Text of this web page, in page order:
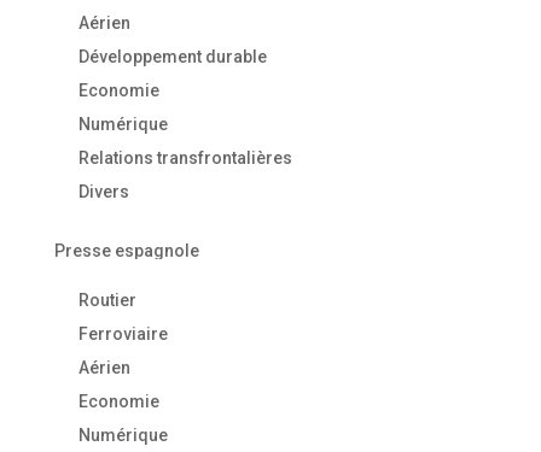
Aérien
Développement durable
Economie
Numérique
Relations transfrontalières
Divers
Presse espagnole
Routier
Ferroviaire
Aérien
Economie
Numérique